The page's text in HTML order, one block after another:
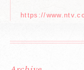
https://